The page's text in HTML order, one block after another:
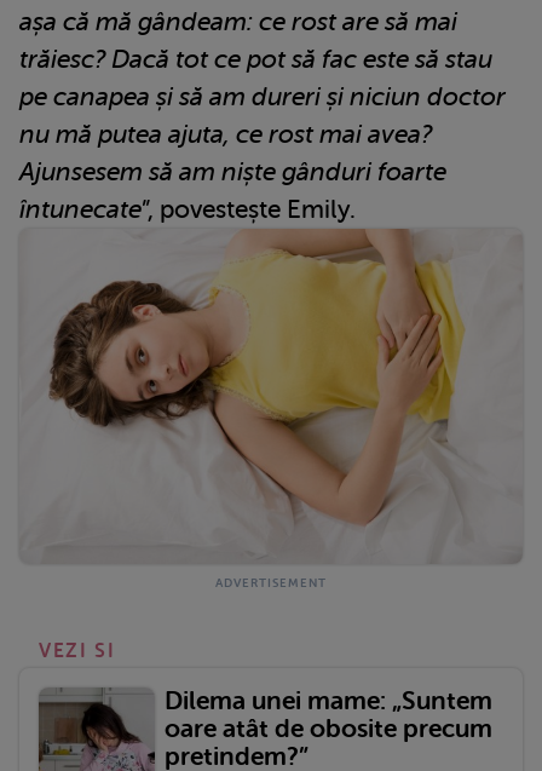
așa că mă gândeam: ce rost are să mai
trăiesc? Dacă tot ce pot să fac este să stau
pe canapea și să am dureri și niciun doctor
nu mă putea ajuta, ce rost mai avea?
Ajunsesem să am niște gânduri foarte
întunecate”, povestește Emily.
VEZI SI
Dilema unei mame: „Suntem
oare atât de obosite precum
pretindem?”